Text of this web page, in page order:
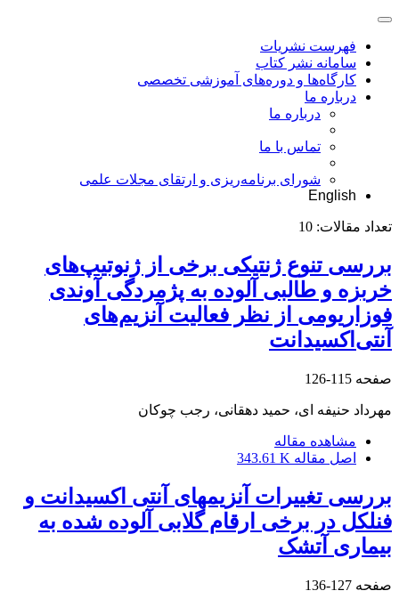
فهرست نشریات
سامانه نشر کتاب
کارگاه‌ها و دوره‌های آموزشی تخصصی
درباره ما
درباره ما
تماس با ما
شورای برنامه‌ریزی و ارتقای مجلات علمی
English
تعداد مقالات: 10
بررسی تنوع ژنتیکی برخی از ژنوتیپ‌های
خربزه و طالبی آلوده به پژمردگی آوندی
فوزاریومی از نظر فعالیت آنزیم‌های
آنتی‌اکسیدانت
صفحه 115-126
مهرداد حنیفه ای، حمید دهقانی، رجب چوکان
مشاهده مقاله
اصل مقاله 343.61 K
بررسی تغییرات آنزیم‏های آنتی‏ اکسیدانت و
فنل‏کل در برخی ارقام گلابی آلوده ‏شده به
بیماری آتشک
صفحه 127-136